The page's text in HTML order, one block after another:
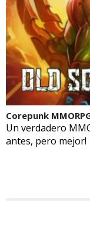
Corepunk
Un verdadero
antes, pero mejor!